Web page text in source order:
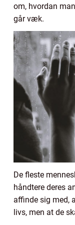
om, hvordan
går væk.
De fleste
håndtere deres
affinde sig med,
livs, men at de